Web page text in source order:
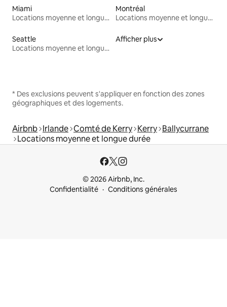
Miami
Locations moyenne et longue durée
Montréal
Locations moyenne et longue durée
Seattle
Locations moyenne et longue durée
Afficher plus
* Des exclusions peuvent s'appliquer en fonction des zones
géographiques et des logements.
Airbnb Irlande Comté de Kerry Kerry Ballycurrane
Locations moyenne et longue durée
© 2026 Airbnb, Inc.
Confidentialité
Conditions générales